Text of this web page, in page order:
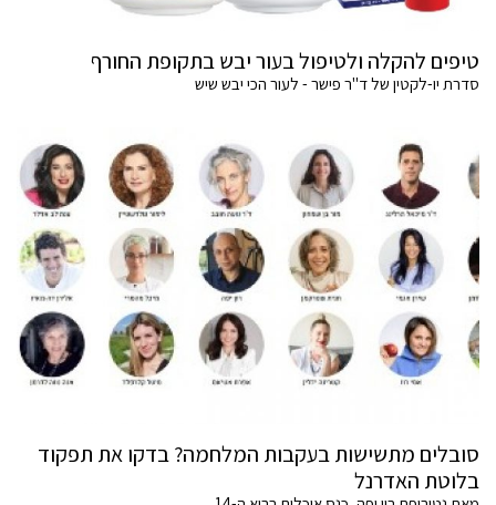
טיפים להקלה ולטיפול בעור יבש בתקופת החורף
סדרת יו-לקטין של ד"ר פישר - לעור הכי יבש שיש
סובלים מתשישות בעקבות המלחמה? בדקו את תפקוד
בלוטת האדרנל